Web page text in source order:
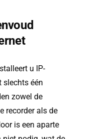
u IP-
slechts één
zowel de
recorder als de
is een aparte